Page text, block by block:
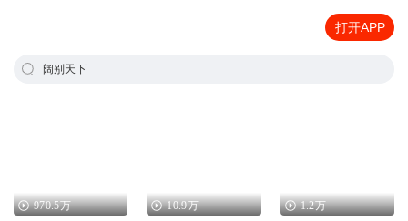
打开APP
阔别天下
970.5万 10.9万 1.2万